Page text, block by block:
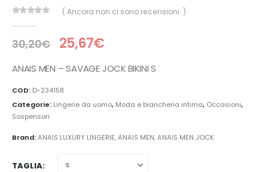
( Ancora non ci sono recensioni. )
30,20€ 25,67€
ANAIS MEN – SAVAGE JOCK BIKINI S
COD: D-234158
Categorie: Lingerie da uomo, Moda e biancheria intima, Occasioni,
Sospensori
Brand:ANAIS LUXURY LINGERIE,ANAIS MEN,ANAIS MEN JOCK
TAGLIA